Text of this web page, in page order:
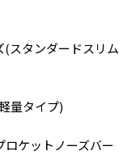
タンダードスリム
タイプ)
ットノーズバー